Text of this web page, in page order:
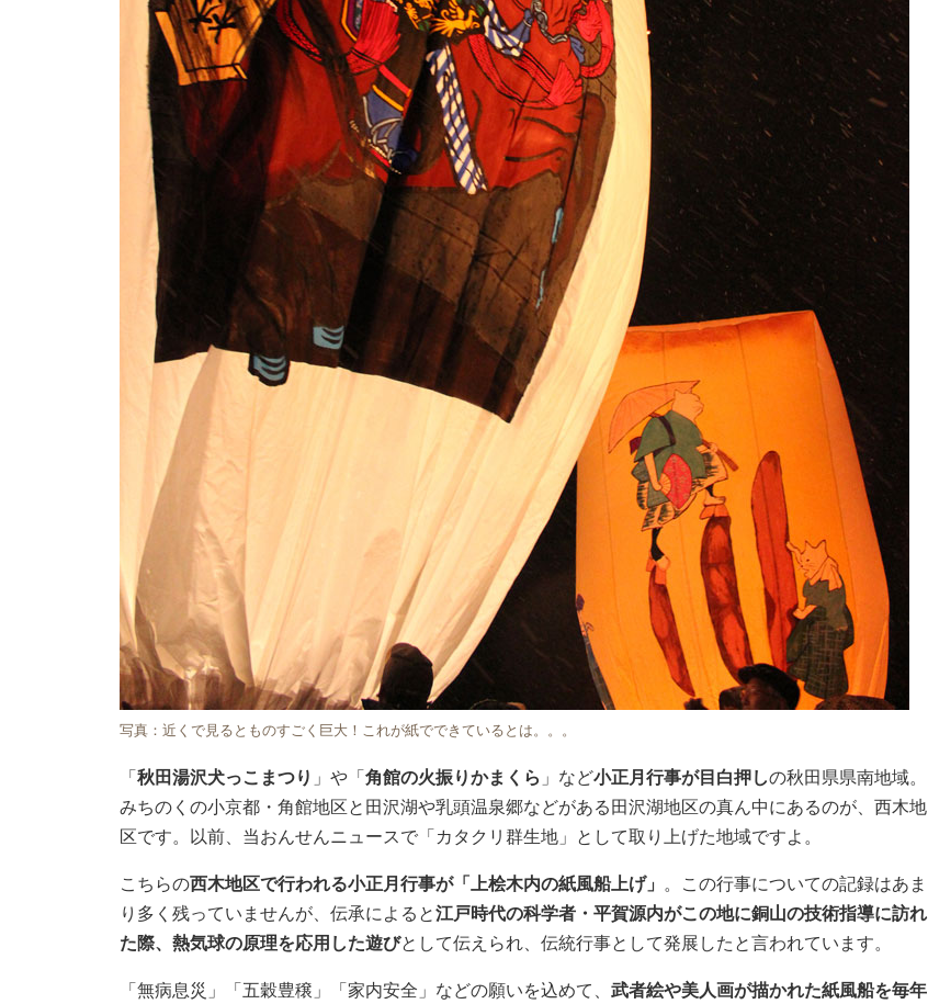
写真：近くで見るとものすごく巨大！これが紙でできているとは。。。
「 秋田湯沢犬っこまつり 」や「 角館の火振りかまくら 」など小正月行事が目白押しの秋田県県南地域。
みちのくの小京都・角館地区と田沢湖や乳頭温泉郷などがある田沢湖地区の真ん中にあるのが、西木地
区です。以前、当おんせんニュースで「カタクリ群生地」として取り上げた地域ですよ。
こちらの西木地区で行われる小正月行事が「上桧木内の紙風船上げ」
。この行事についての記録はあま
り多く残っていませんが、伝承によると江戸時代の科学者・平賀源内がこの地に銅山の技術指導に訪れ
た際、熱気球の原理を応用した遊びとして伝えられ、伝統行事として発展したと言われています。
「無病息災」「五穀豊穣」「家内安全」などの願いを込めて、 武者絵や美人画が描かれた紙風船を毎年